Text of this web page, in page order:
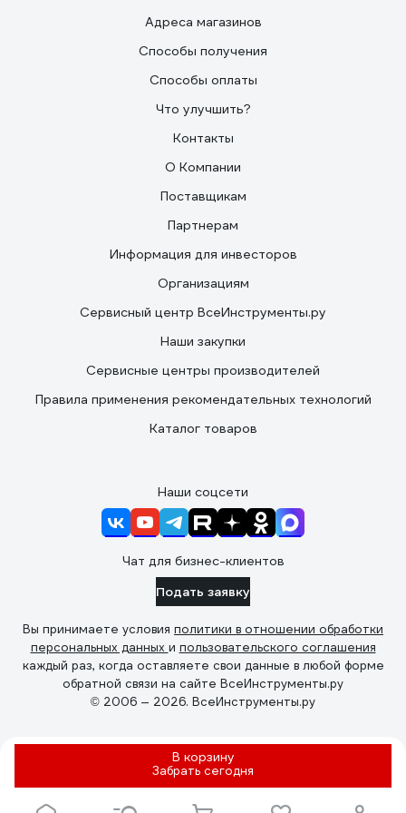
В корзину
Забрать сегодня
Адреса магазинов
Способы получения
Способы оплаты
Что улучшить?
Контакты
О Компании
Поставщикам
Партнерам
Информация для инвесторов
Организациям
Сервисный центр ВсеИнструменты.ру
Наши закупки
Сервисные центры производителей
Правила применения рекомендательных технологий
Каталог товаров
Наши соцсети
Чат для бизнес-клиентов
Подать заявку
Вы принимаете условия политики в отношении обработки
персональных данных и пользовательского соглашения
каждый раз, когда оставляете свои данные в любой форме
обратной связи на сайте ВсеИнструменты.ру
© 2006 — 2026. ВсеИнструменты.ру